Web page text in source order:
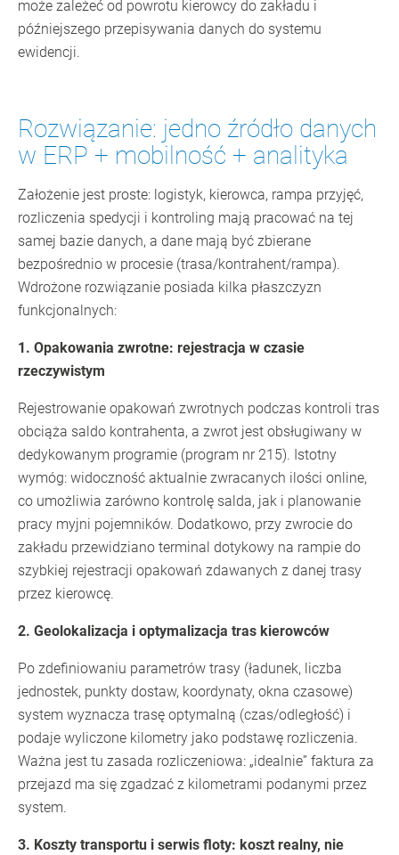
może zależeć od powrotu kierowcy do zakładu i
późniejszego przepisywania danych do systemu
ewidencji.
Rozwiązanie: jedno źródło danych
w ERP + mobilność + analityka
Założenie jest proste: logistyk, kierowca, rampa przyjęć,
rozliczenia spedycji i kontroling mają pracować na tej
samej bazie danych, a dane mają być zbierane
bezpośrednio w procesie (trasa/kontrahent/rampa).
Wdrożone rozwiązanie posiada kilka płaszczyzn
funkcjonalnych:
1. Opakowania zwrotne: rejestracja w czasie
rzeczywistym
Rejestrowanie opakowań zwrotnych podczas kontroli tras
obciąża saldo kontrahenta, a zwrot jest obsługiwany w
dedykowanym programie (program nr 215). Istotny
wymóg: widoczność aktualnie zwracanych ilości online,
co umożliwia zarówno kontrolę salda, jak i planowanie
pracy myjni pojemników. Dodatkowo, przy zwrocie do
zakładu przewidziano terminal dotykowy na rampie do
szybkiej rejestracji opakowań zdawanych z danej trasy
przez kierowcę.
2. Geolokalizacja i optymalizacja tras kierowców
Po zdefiniowaniu parametrów trasy (ładunek, liczba
jednostek, punkty dostaw, koordynaty, okna czasowe)
system wyznacza trasę optymalną (czas/odległość) i
podaje wyliczone kilometry jako podstawę rozliczenia.
Ważna jest tu zasada rozliczeniowa: „idealnie” faktura za
przejazd ma się zgadzać z kilometrami podanymi przez
system.
3. Koszty transportu i serwis floty: koszt realny, nie